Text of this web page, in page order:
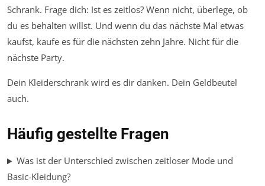
Schrank. Frage dich: Ist es zeitlos? Wenn nicht, überlege, ob
du es behalten willst. Und wenn du das nächste Mal etwas
kaufst, kaufe es für die nächsten zehn Jahre. Nicht für die
nächste Party.
Dein Kleiderschrank wird es dir danken. Dein Geldbeutel
auch.
Häufig gestellte Fragen
Was ist der Unterschied zwischen zeitloser Mode und
Basic-Kleidung?